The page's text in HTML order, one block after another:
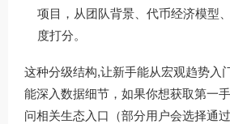
项目，从团队背景、代币经济模型
度打分。
这种分级结构,让新手能从宏观趋势入
能深入数据细节，如果你想获取第一
问相关生态入口（部分用户会选择通